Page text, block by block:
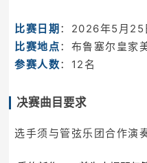
比赛日期：2026年5月25
比赛地点：布鲁塞尔皇家
参赛人数：12名
决赛曲目要求
选手须与管弦乐团合作演